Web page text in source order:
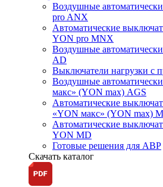
Воздушные
pro ANX
Автоматические
YON pro MNX
Воздушные
AD
Выключатели нагрузки с
Воздушные
макс» (YON max) AGS
Автоматические
«YON макс» (YON max)
Автоматические
YON MD
Готовые решения для АВР
Скачать каталог